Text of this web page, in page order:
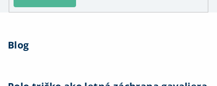
y
u
Blog